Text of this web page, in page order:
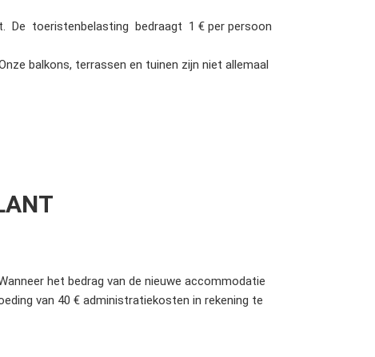
toeristenbelasting bedraagt 1 € per persoon
balkons, terrassen en tuinen zijn niet allemaal
het bedrag van de nieuwe accommodatie
van 40 € administratiekosten in rekening te